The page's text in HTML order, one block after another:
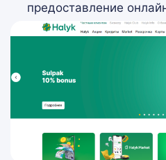
предоставление